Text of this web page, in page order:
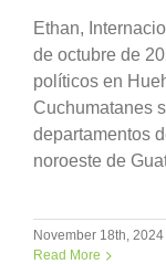
Ethan,
de octubre de
políticos en
Cuchumatanes
departamentos
noroeste de
November 18th, 2024
Read More